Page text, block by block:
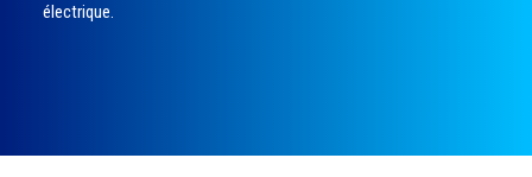
électrique.